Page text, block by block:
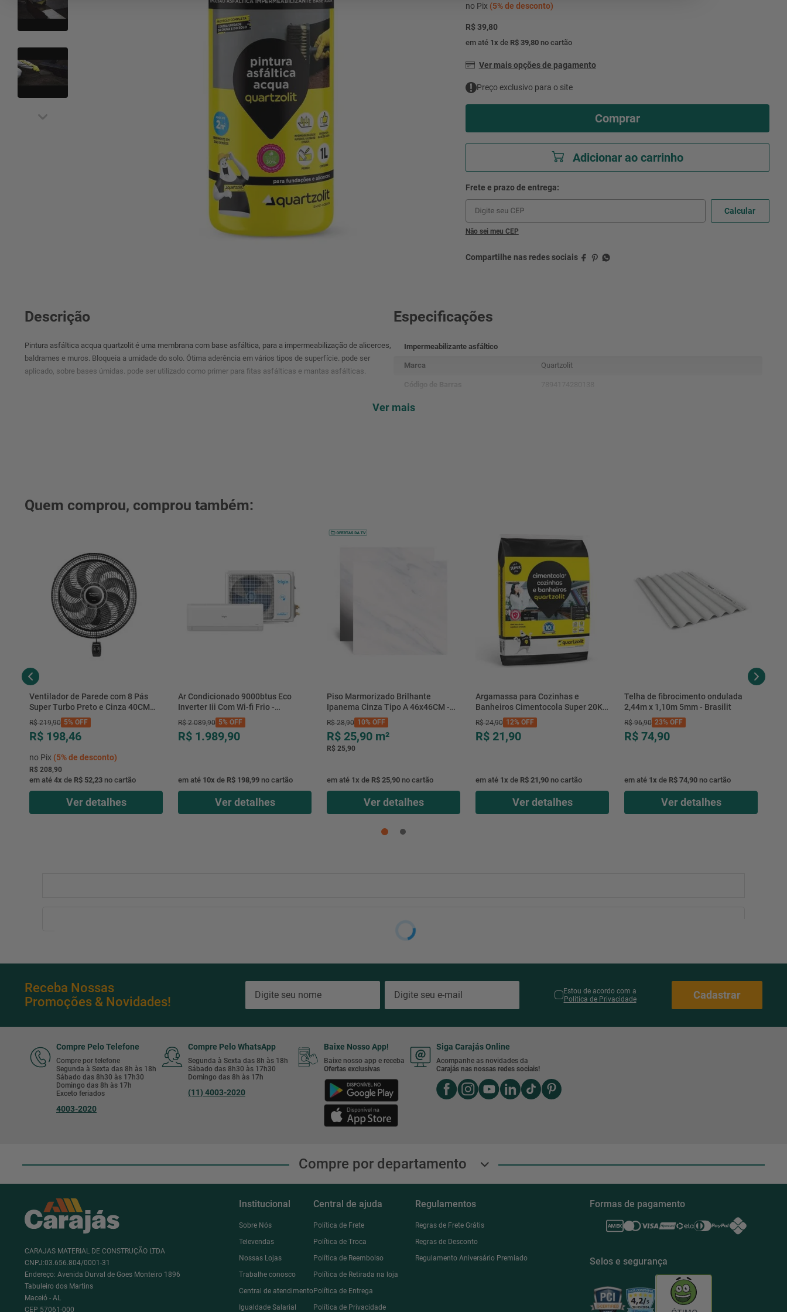
no Pix (5%de desconto)
R$ 39,80
em até 1x de R$ 39,80no cartão
Ver mais opções de pagamento
Preço exclusivo para o site
Comprar
Adicionar ao carrinho
Não sei meu CEP
Descrição
Pintura asfáltica acqua quartzolit é uma membrana com base asfáltica, para a impermeabilização de alicerces,
baldrames e muros. Bloqueia a umidade do solo. Ótima aderência em vários tipos de superfície. pode ser
aplicado, sobre bases úmidas. pode ser utilizado como primer para fitas asfálticas e mantas asfálticas.
Especificações
Impermeabilizante asfáltico
Marca Quartzolit
Código de Barras
Cor
Ver mais
Quem comprou, comprou também:
Ventilador de Parede com 8 Pás
Super Turbo Preto e Cinza 40CM
220V 140W - VTX-40P-8P - Mondial
R$ 219,90 5% OFF
R$ 198,46
no Pix (5%de desconto)
R$ 208,90
em até 4x de R$ 52,23 no cartão
Ver detalhes
Ar Condicionado 9000btus Eco
Inverter Iii Com Wi-fi Frio -
Hjfe09c2cg|hjfi09c2wg - Elgin
R$ 2.089,90 5% OFF
R$ 1.989,90
em até 10x de R$ 198,99 no cartão
Ver detalhes
Piso Marmorizado Brilhante
Ipanema Cinza Tipo A 46x46CM -
01.012771 - Cerbras
R$ 28,90 10% OFF
R$ 25,90 m²
R$ 25,90
em até 1x de R$ 25,90 no cartão
Ver detalhes
Argamassa para Cozinhas e
Banheiros Cimentocola Super 20KG
- 0118.00001.0020PL - Quartzolit
R$ 24,90 12% OFF
R$ 21,90
em até 1x de R$ 21,90 no cartão
Ver detalhes
Telha de fibrocimento ondulada
2,44m x 1,10m 5mm - Brasilit
R$ 96,90 23% OFF
R$ 74,90
em até 1x de R$ 74,90 no cartão
Ver detalhes
Receba Nossas
Promoções & Novidades!
Estou de acordo com a
Política de Privacidade
Cadastrar
Compre Pelo Telefone
Compre por telefone
Segunda à Sexta das 8h às 18h
Sábado das 8h30 às 17h30
Domingo das 8h às 17h
Exceto feriados
4003-2020
Compre Pelo WhatsApp
Segunda à Sexta das 8h às 18h
Sábado das 8h30 às 17h30
Domingo das 8h às 17h
(11) 4003-2020
Baixe Nosso App!
Baixe nosso app e receba
Ofertas exclusivas
Siga Carajás Online
Acompanhe as novidades da
Carajás nas nossas redes sociais!
Compre por departamento
CARAJAS MATERIAL DE CONSTRUÇÃO LTDA
CNPJ:03.656.804/0001-31
Endereço: Avenida Durval de Goes Monteiro 1896
Tabuleiro dos Martins
Maceió - AL
CEP 57061-000
Institucional
Sobre Nós
Televendas
Nossas Lojas
Trabalhe conosco
Central de atendimento
Igualdade Salarial
Central de ajuda
Política de Frete
Política de Troca
Política de Reembolso
Política de Retirada na loja
Política de Entrega
Política de Privacidade
Regulamentos
Regras de Frete Grátis
Regras de Desconto
Regulamento Aniversário Premiado
Formas de pagamento
Selos e segurança
mesa
condicionado